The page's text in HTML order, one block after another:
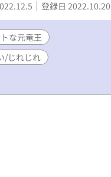
、その呪いがあると言う
んな俺を哀れんだ女神は
と思いますよ？どうか
った世界は元いた世界
前世で出会えなかっ
登録日 2022.10.20
な元竜王
/じれじれ